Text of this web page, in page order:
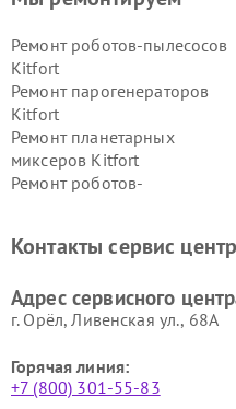
Ремонт роботов-пылесосов
Kitfort
Ремонт парогенераторов
Kitfort
Ремонт планетарных
миксеров Kitfort
Ремонт роботов-
Kitfort
Kitfort
Контакты сервис
Адрес сервисного
г. Орёл, Ливенская ул., 68А
Горячая линия:
+7 (800) 301-55-83